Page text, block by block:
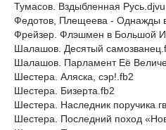
Тумасов. Вздыбленная Русь.djvu
Федотов, Плещеева - Однажды
Фрейзер. Флэшмен в Большой
Шалашов. Десятый
Шалашов. Парламент Её
Шестера. Аляска, сэр!.fb2
Шестера. Бизерта.fb2
Шестера. Наследник поручика
Шестера. Последний поход